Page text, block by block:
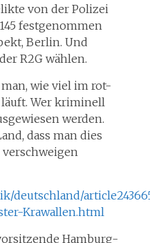
von der Polizei
festgenommen
Berlin. Und
R2G wählen.
wie viel im rot-
Wer kriminell
werden.
dass man dies
deutschland/
Krawallen.html
Hamburg-